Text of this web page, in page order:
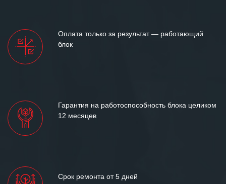
Оплата только за результат — работающий
блок
Гарантия на работоспособность блока целиком
12 месяцев
Срок ремонта от 5 дней